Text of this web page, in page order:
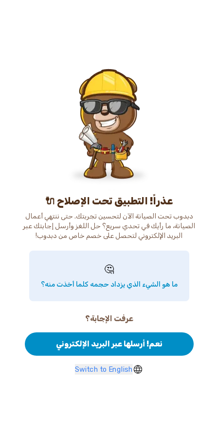
عذراً! التطبيق تحت الإصلاح 🔌
دبدوب تحت الصيانة الآن لتحسين تجربتك. حتى ننتهي أعمال
الصيانة، ما رأيك في تحدي سريع؟ حل اللغز وأرسل إجابتك عبر
البريد الإلكتروني لتحصل على خصم خاص من دبدوب!
🤔
ما هو الشيء الذي يزداد حجمه كلما أخذت منه؟
عرفت الإجابة؟
نعم! أرسلها عبر البريد الإلكتروني
Switch to English